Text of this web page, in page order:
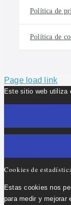
Política de
Política de
Page load link
Este sitio web utiliza
Cookies de
Estas cookies nos
para medir y mejorar